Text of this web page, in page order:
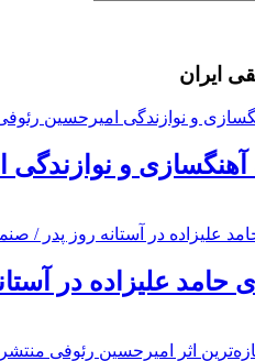
ایران
آهنگسازی و
حامد علیزاده در